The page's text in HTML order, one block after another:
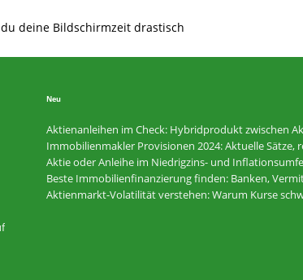
deine Bildschirmzeit drastisch
Neu
Aktienanleihen im Check: Hybridprodukt zwischen
Immobilienmakler Provisionen 2024: Aktuelle
Aktie oder Anleihe im Niedrigzins- und
Beste Immobilienfinanzierung finden: Banken,
Aktienmarkt-Volatilität verstehen: Warum Kurse